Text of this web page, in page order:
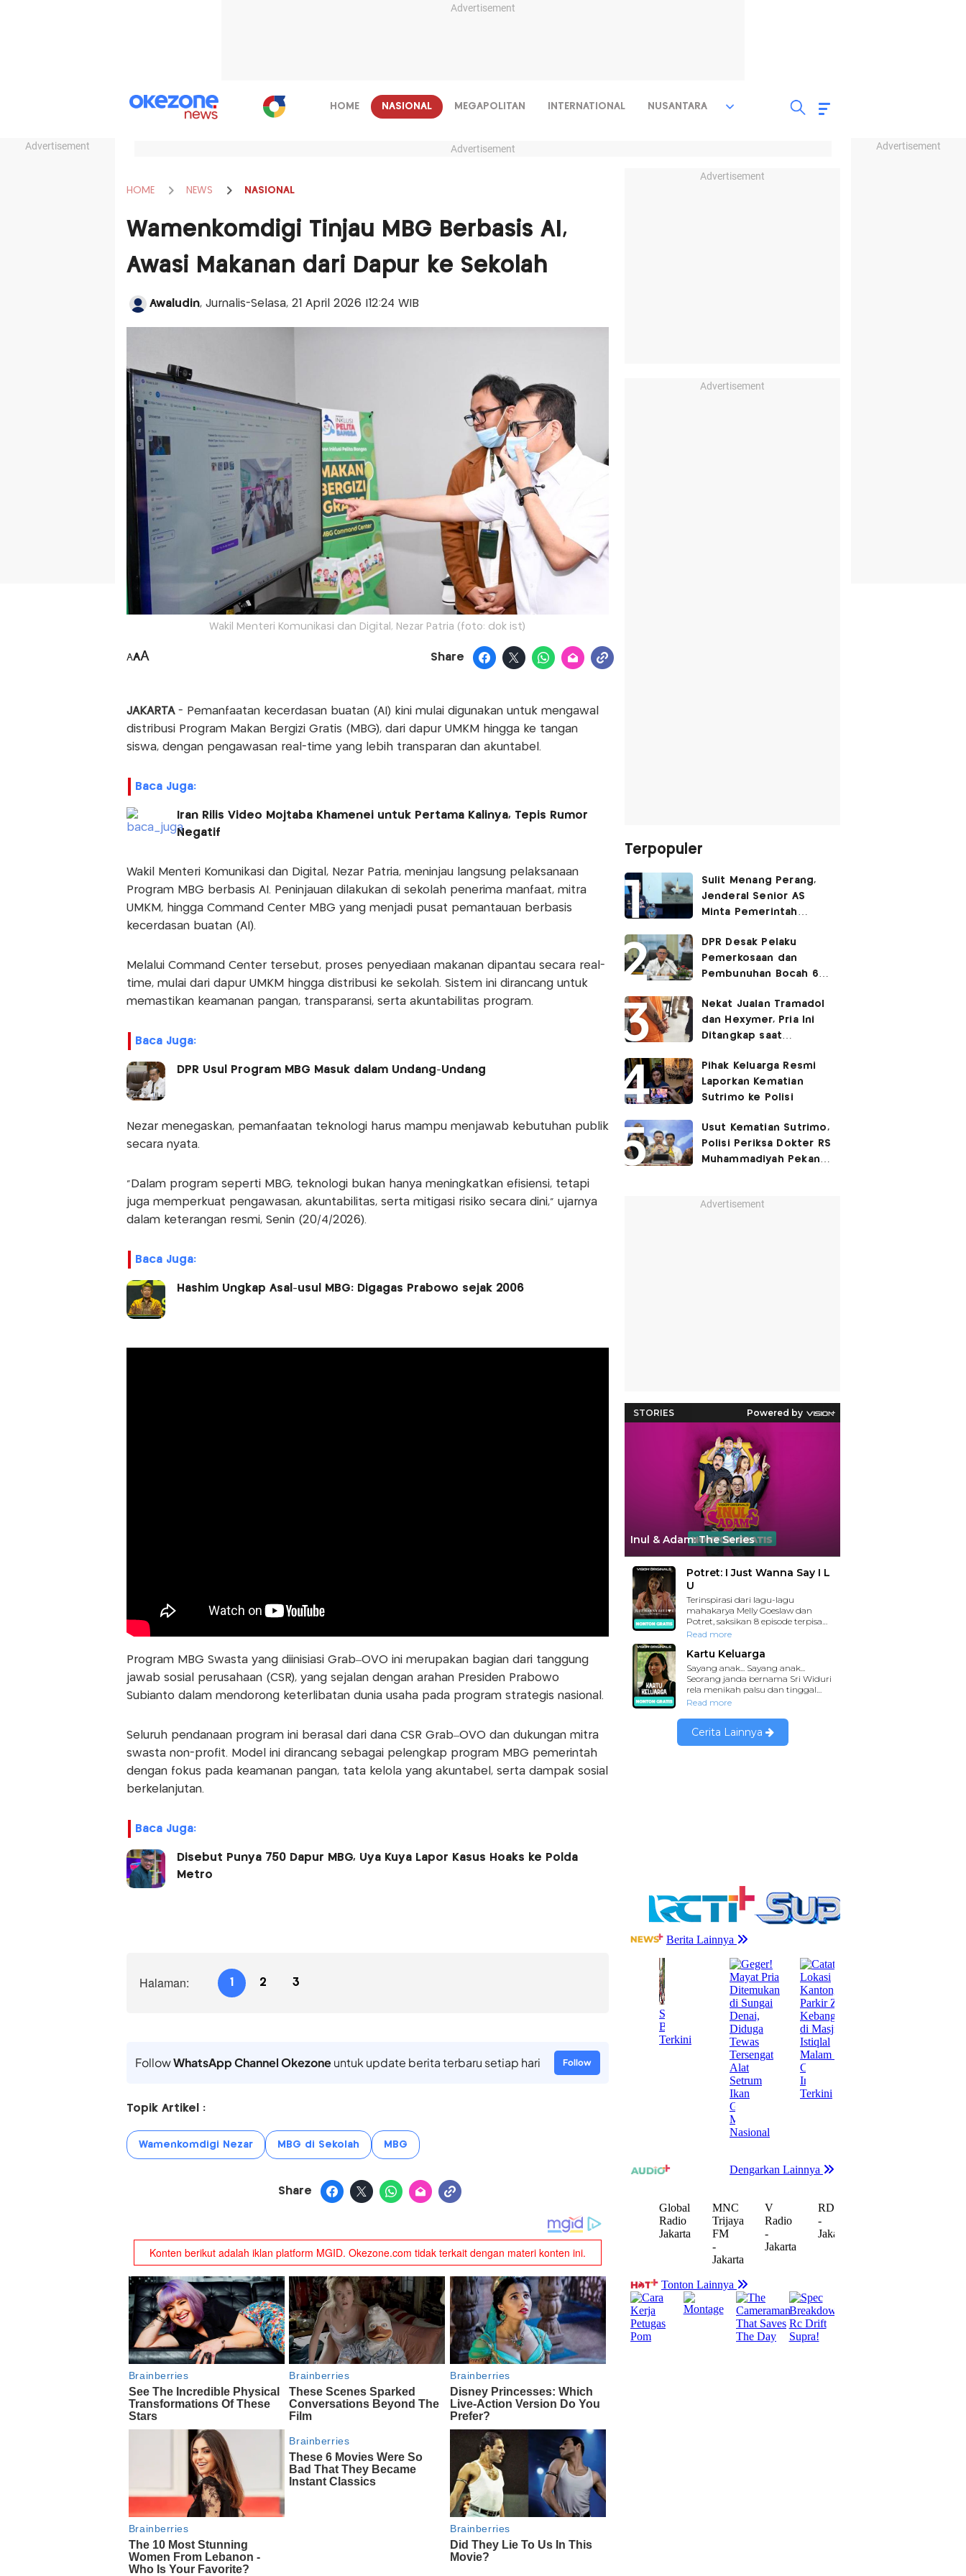
Advertisement
Advertisement Advertisement
HOME NASIONAL MEGAPOLITAN INTERNATIONAL NUSANTARA
Advertisement
HOME NEWS NASIONAL
Wamenkomdigi Tinjau MBG Berbasis AI,
Awasi Makanan dari Dapur ke Sekolah
Awaludin, Jurnalis-Selasa, 21 April 2026 |12:24 WIB
Wakil Menteri Komunikasi dan Digital, Nezar Patria (foto: dok ist)
AAA Share
JAKARTA - Pemanfaatan kecerdasan buatan (AI) kini mulai digunakan untuk mengawal
distribusi Program Makan Bergizi Gratis (MBG), dari dapur UMKM hingga ke tangan
siswa, dengan pengawasan real-time yang lebih transparan dan akuntabel.
Baca Juga:
Iran Rilis Video Mojtaba Khamenei untuk Pertama Kalinya, Tepis Rumor
Negatif
Wakil Menteri Komunikasi dan Digital, Nezar Patria, meninjau langsung pelaksanaan
Program MBG berbasis AI. Peninjauan dilakukan di sekolah penerima manfaat, mitra
UMKM, hingga Command Center MBG yang menjadi pusat pemantauan berbasis
kecerdasan buatan (AI).
Melalui Command Center tersebut, proses penyediaan makanan dipantau secara real-
time, mulai dari dapur UMKM hingga distribusi ke sekolah. Sistem ini dirancang untuk
memastikan keamanan pangan, transparansi, serta akuntabilitas program.
Baca Juga:
DPR Usul Program MBG Masuk dalam Undang-Undang
Nezar menegaskan, pemanfaatan teknologi harus mampu menjawab kebutuhan publik
secara nyata.
“Dalam program seperti MBG, teknologi bukan hanya meningkatkan efisiensi, tetapi
juga memperkuat pengawasan, akuntabilitas, serta mitigasi risiko secara dini,” ujarnya
dalam keterangan resmi, Senin (20/4/2026).
Baca Juga:
Hashim Ungkap Asal-usul MBG: Digagas Prabowo sejak 2006
Program MBG Swasta yang diinisiasi Grab–OVO ini merupakan bagian dari tanggung
jawab sosial perusahaan (CSR), yang sejalan dengan arahan Presiden Prabowo
Subianto dalam mendorong keterlibatan dunia usaha pada program strategis nasional.
Seluruh pendanaan program ini berasal dari dana CSR Grab–OVO dan dukungan mitra
swasta non-profit. Model ini dirancang sebagai pelengkap program MBG pemerintah
dengan fokus pada keamanan pangan, tata kelola yang akuntabel, serta dampak sosial
berkelanjutan.
Baca Juga:
Disebut Punya 750 Dapur MBG, Uya Kuya Lapor Kasus Hoaks ke Polda
Metro
Halaman: 1 2 3
FollowWhatsApp Channel Okezoneuntuk update berita terbaru setiap hari Follow
Topik Artikel :
Wamenkomdigi Nezar MBG di Sekolah MBG
Share
Advertisement
Advertisement
Terpopuler
Sulit Menang Perang,
Jenderal Senior AS
Minta Pemerintah
Lawan Iran
DPR Desak Pelaku
Pemerkosaan dan
Pembunuhan Bocah 6
Dihukum Seumur Hidup
Nekat Jualan Tramadol
dan Hexymer, Pria Ini
Ditangkap saat
Pihak Keluarga Resmi
Laporkan Kematian
Sutrimo ke Polisi
Usut Kematian Sutrimo,
Polisi Periksa Dokter RS
Muhammadiyah Pekan
Advertisement